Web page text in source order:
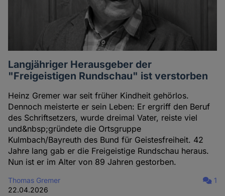
Langjähriger Herausgeber der
"Freigeistigen Rundschau" ist verstorben
Heinz Gremer war seit früher Kindheit gehörlos.
Dennoch meisterte er sein Leben: Er ergriff den Beruf
des Schriftsetzers, wurde dreimal Vater, reiste viel
und&nbsp;gründete die Ortsgruppe
Kulmbach/Bayreuth des Bund für Geistesfreiheit. 42
Jahre lang gab er die Freigeistige Rundschau heraus.
Nun ist er im Alter von 89 Jahren gestorben.
Thomas Gremer
22.04.2026
1